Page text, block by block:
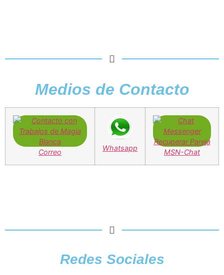
Medios de Contacto
Correo Whatsapp MSN-Chat
Redes Sociales